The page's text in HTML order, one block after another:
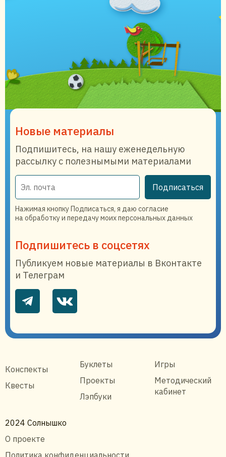
Новые материалы
Подпишитесь, на нашу еженедельную
рассылку с полезнымыми материалами
Подписаться
Нажимая кнопку Подписаться, я даю согласие
на обработку и передачу моих персональных данных
Подпишитесь в соцсетях
Публикуем новые материалы в Вконтакте
и Телеграм
Конспекты
Квесты
Буклеты
Проекты
Лэпбуки
Игры
Методический
кабинет
2024 Солнышко
О проекте
Политика конфиденциальности